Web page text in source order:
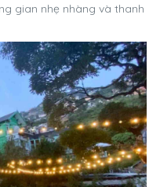
gian nhẹ nhàng và thanh